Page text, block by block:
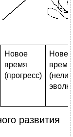
Новое
время
(прогресс)
время
развития